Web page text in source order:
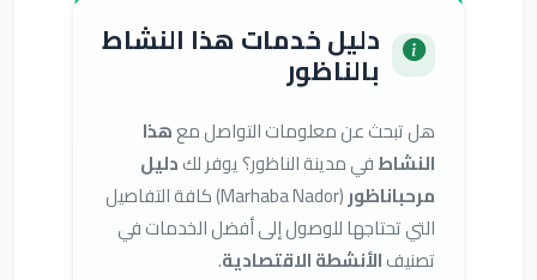
دليل خدمات هذا النشاط
بالناظور
هل تبحث عن معلومات التواصل معهذا
النشاطفي مدينة الناظور؟ يوفر لكدليل
مرحباناظور
(Marhaba Nador) كافة التفاصيل
التي تحتاجها للوصول إلى أفضل الخدمات في
تصنيفالأنشطة الاقتصادية.